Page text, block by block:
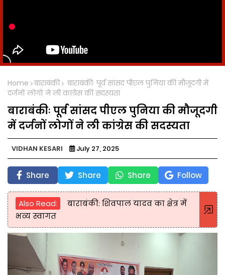
Home बाराबंकी
बाराबंकीः पूर्व सांसद पीएल पुनिया की मौजूदगी में
दर्जनों लोगों ने ली कांग्रेस की सदस्यता
बाराबंकीः पूर्व सांसद पीएल पुनिया की मौजूदगी
में दर्जनों लोगों ने ली कांग्रेस की सदस्यता
VIDHAN KESARI July 27, 2025
Share Share Share Follow
Also Read:
बाराबंकी: शिवपाल यादव का क्षेत्र में
भव्य स्वागत